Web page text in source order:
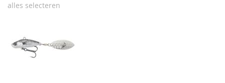
alles selecteren